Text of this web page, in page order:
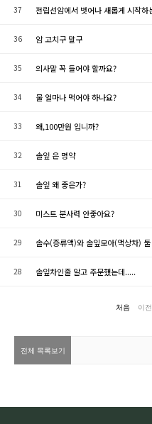
37 전립선암에서 벗어나 새롭게 시작하
36 암 고치구 말구
35 의사말 꼭 들어야 할까요?
34 물 얼마나 먹어야 하나요?
33 왜,100만원 입니까?
32 솔잎 은 명약
31 솔잎 왜 좋은가?
30 미스트 분사력 안좋아요?
29 솔수(증류액)와 솔잎모아(액상차)
28 솔잎차인줄 알고 주문했는데.....
처음 이전